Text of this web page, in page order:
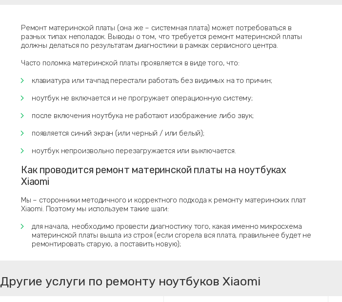
Ремонт материнской платы (она же – системная плата) может потребоваться в
разных типах неполадок. Выводы о том, что требуется ремонт материнской платы
должны делаться по результатам диагностики в рамках сервисного центра.
Часто поломка материнской платы проявляется в виде того, что:
клавиатура или тачпад перестали работать без видимых на то причин;
ноутбук не включается и не прогружает операционную систему;
после включения ноутбука не работают изображение либо звук;
появляется синий экран (или черный / или белый);
ноутбук непроизвольно перезагружается или выключается.
Как проводится ремонт материнской платы на ноутбуках
Xiaomi
Мы – сторонники методичного и корректного подхода к ремонту материнских плат
Xiaomi. Поэтому мы используем такие шаги:
для начала, необходимо провести диагностику того, какая именно микросхема
материнской платы вышла из строя (если сгорела вся плата, правильнее будет не
ремонтировать старую, а поставить новую);
Другие услуги по ремонту ноутбуков Xiaomi